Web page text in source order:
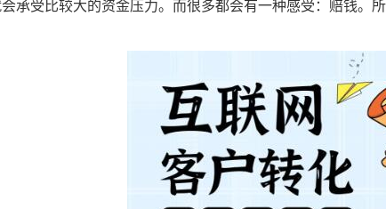
承受比较大的资金压力。而很多都会有一种感受：赔钱。所